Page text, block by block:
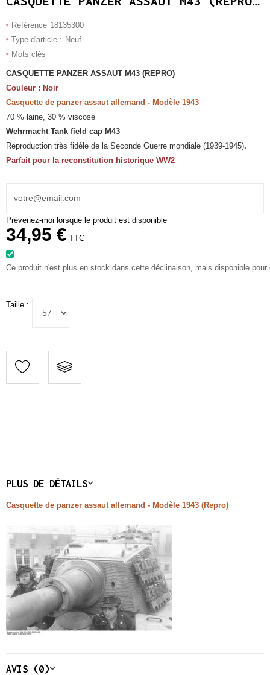
Référence 18135300
Type d'article : Neuf
Mots clés
CASQUETTE PANZER ASSAUT M43 (REPRO)
Couleur : Noir
Casquette de panzer assaut allemand - Modèle 1943
70 % laine, 30 % viscose
Wehrmacht Tank field cap M43
Reproduction très fidèle de la Seconde Guerre mondiale (1939-1945).
Parfait pour la reconstitution historique WW2
Prévenez-moi lorsque le produit est disponible
34,95 € TTC
Ce produit n'est plus en stock dans cette déclinaison, mais disponible pour
Taille :
PLUS DE DÉTAILS
Casquette de panzer assaut allemand - Modèle 1943 (Repro)
AVIS (0)